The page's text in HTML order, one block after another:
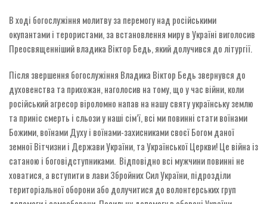
В ході богослужіння молитву за перемогу над російськими
окупантами і терористами, за встановлення миру в Україні виголосив
Преосвященніший владика Віктор Бедь, який долучився до літургії.
Після звершення богослужіння Владика Віктор Бедь звернувся до
духовенства та прихожан, наголосив на тому, що у час війни, коли
російський агресор віроломно напав на нашу святу українську землю
та приніс смерть і сльози у наші сім’ї, всі ми повинні стати воїнами
Божими, воїнами Духу і воїнами-захисниками своєї Богом даної
земної Вітчизни і Держави України, та Української Церкви! Це війна із
сатаною і боговідступниками. Відповідно всі мужчини повинні не
ховатися, а вступити в лави Збройних Сил України, підрозділи
територіальної оборони або долучитися до волонтерських груп